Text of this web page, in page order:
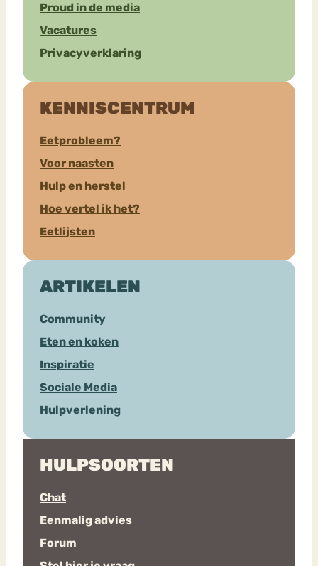
Proud in de media
Vacatures
Privacyverklaring
KENNISCENTRUM
Eetprobleem?
Voor naasten
Hulp en herstel
Hoe vertel ik het?
Eetlijsten
ARTIKELEN
Community
Eten en koken
Inspiratie
Sociale Media
Hulpverlening
HULPSOORTEN
Chat
Eenmalig advies
Forum